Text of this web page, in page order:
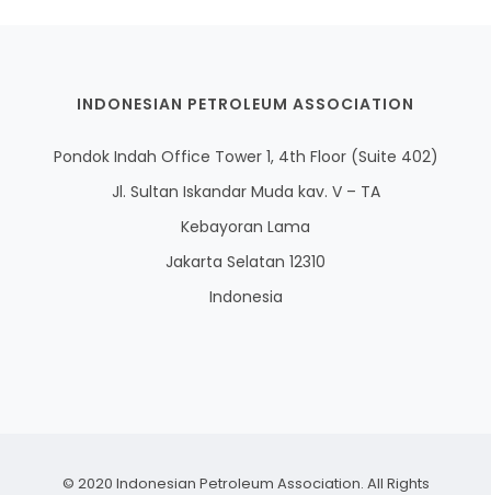
INDONESIAN PETROLEUM ASSOCIATION
Pondok Indah Office Tower 1, 4th Floor (Suite 402)
Jl. Sultan Iskandar Muda kav. V – TA
Kebayoran Lama
Jakarta Selatan 12310
Indonesia
© 2020 Indonesian Petroleum Association. All Rights